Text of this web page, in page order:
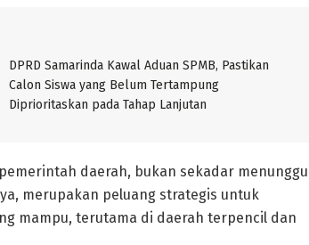
DPRD Samarinda Kawal Aduan SPMB, Pastikan
Calon Siswa yang Belum Tertampung
Diprioritaskan pada Tahap Lanjutan
daerah, bukan sekadar menunggu
merupakan peluang strategis untuk
mampu, terutama di daerah terpencil dan